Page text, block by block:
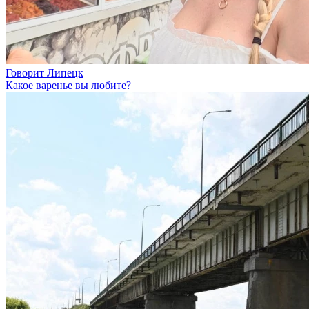
Говорит Липецк
Какое варенье вы любите?